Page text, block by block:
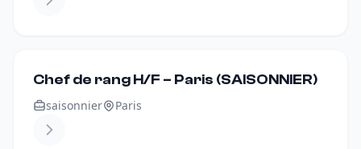
Chef de rang H/F – Paris (SAISONNIER)
saisonnier Paris